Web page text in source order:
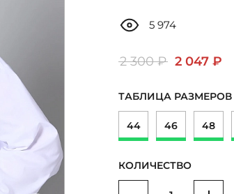
5 974
2 300 ₽ 2 047 ₽
ТАБЛИЦА РАЗМЕРОВ
44 46 48
КОЛИЧЕСТВО